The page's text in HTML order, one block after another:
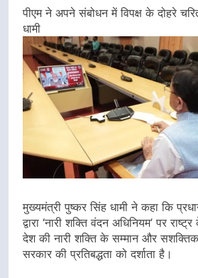
पीएम ने अपने संबोधन में विपक्ष के दोहरे
धामी
मुख्यमंत्री पुष्कर सिंह धामी ने कहा कि
द्वारा ‘नारी शक्ति वंदन अधिनियम’ पर
देश की नारी शक्ति के सम्मान और
सरकार की प्रतिबद्धता को दर्शाता है।